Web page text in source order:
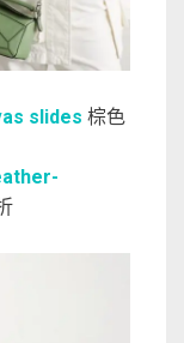
slides 棕色